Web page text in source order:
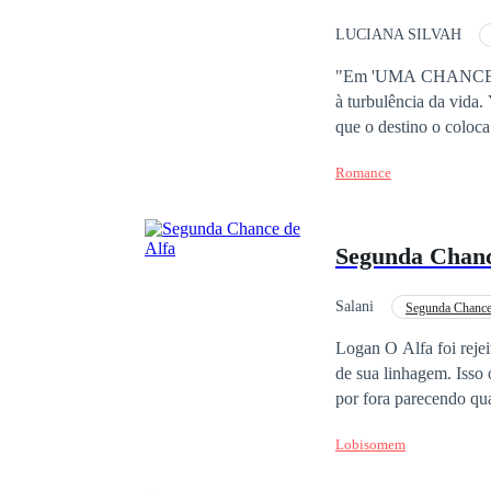
LUCIANA SILVAH
"Em 'UMA CHANCE
à turbulência da vida.
que o destino o
entrelaçam, eles
Romance
Segunda
Salani Segunda Chance
Logan O Alfa foi
de sua linhagem. Isso o
por fora parecendo
seu pai jurou que sua filha nunca seria
Lobisomem